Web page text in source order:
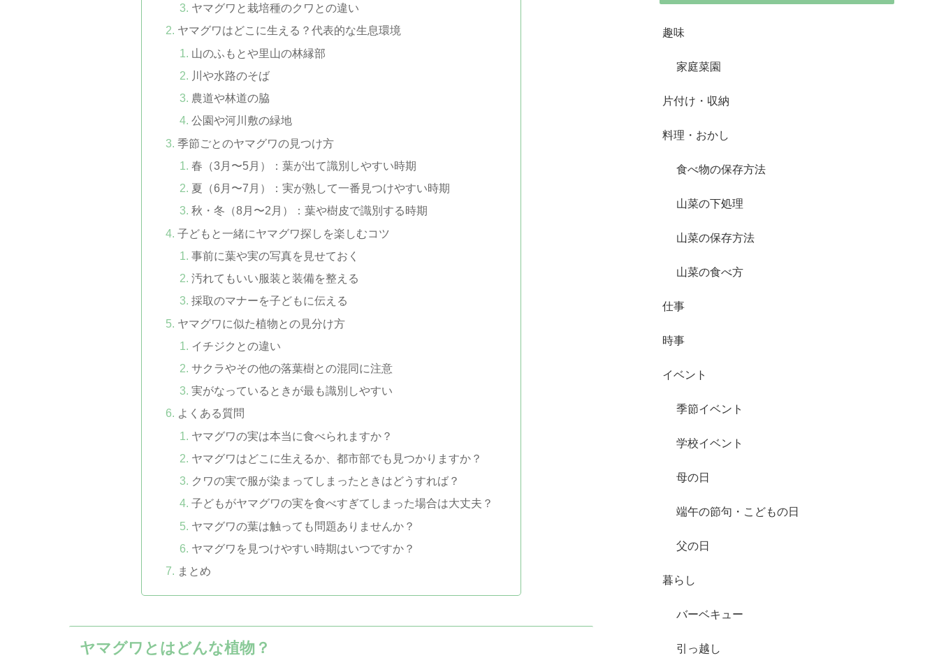
ヤマグワと栽培種のクワとの違い
ヤマグワはどこに生える？代表的な生息環境
山のふもとや里山の林縁部
川や水路のそば
農道や林道の脇
公園や河川敷の緑地
季節ごとのヤマグワの見つけ方
春（3月〜5月）：葉が出て識別しやすい時期
夏（6月〜7月）：実が熟して一番見つけやすい時期
秋・冬（8月〜2月）：葉や樹皮で識別する時期
子どもと一緒にヤマグワ探しを楽しむコツ
事前に葉や実の写真を見せておく
汚れてもいい服装と装備を整える
採取のマナーを子どもに伝える
ヤマグワに似た植物との見分け方
イチジクとの違い
サクラやその他の落葉樹との混同に注意
実がなっているときが最も識別しやすい
よくある質問
ヤマグワの実は本当に食べられますか？
ヤマグワはどこに生えるか、都市部でも見つかりますか？
クワの実で服が染まってしまったときはどうすれば？
子どもがヤマグワの実を食べすぎてしまった場合は大丈夫？
ヤマグワの葉は触っても問題ありませんか？
ヤマグワを見つけやすい時期はいつですか？
まとめ
ヤマグワとはどんな植物？
趣味
家庭菜園
片付け・収納
料理・おかし
食べ物の保存方法
山菜の下処理
山菜の保存方法
山菜の食べ方
仕事
時事
イベント
季節イベント
学校イベント
母の日
端午の節句・こどもの日
父の日
暮らし
バーベキュー
引っ越し